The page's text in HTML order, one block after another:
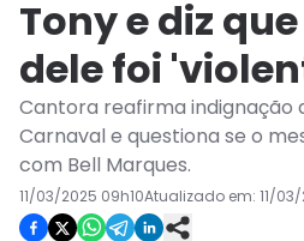
Tony e diz
dele foi
Cantora reafirma indignação
Carnaval e questiona se o
com Bell Marques.
11/03/2025 09h10Atualizado em: 11/